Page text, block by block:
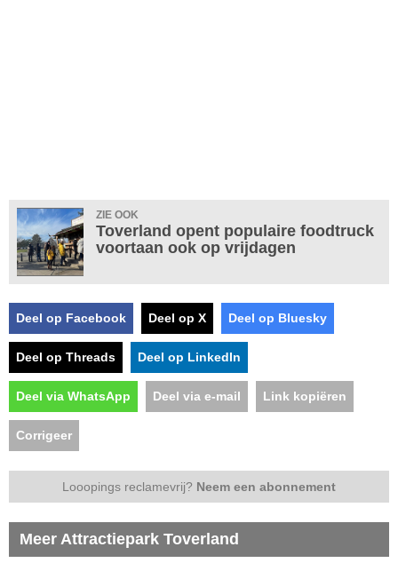
ZIE OOK
Toverland opent populaire foodtruck
voortaan ook op vrijdagen
Deel op Facebook Deel op X Deel op Bluesky
Deel op Threads Deel op LinkedIn
Deel via WhatsApp Deel via e-mail Link kopiëren
Corrigeer
Looopings reclamevrij? Neem een abonnement
Meer Attractiepark Toverland